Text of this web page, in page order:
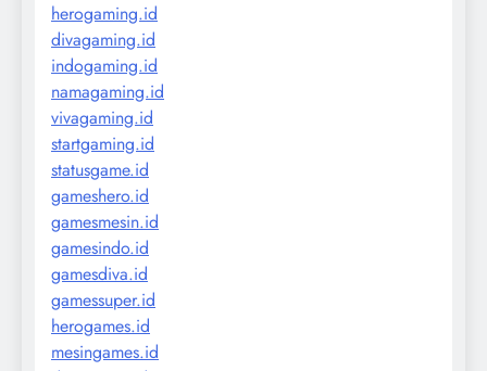
herogaming.id
divagaming.id
indogaming.id
namagaming.id
vivagaming.id
startgaming.id
statusgame.id
gameshero.id
gamesmesin.id
gamesindo.id
gamesdiva.id
gamessuper.id
herogames.id
mesingames.id